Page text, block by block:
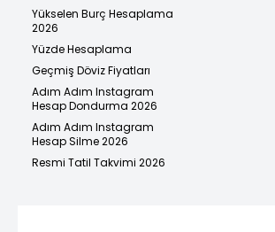
Yükselen Burç Hesaplama
2026
Yüzde Hesaplama
Geçmiş Döviz Fiyatları
Adım Adım Instagram
Hesap Dondurma 2026
Adım Adım Instagram
Hesap Silme 2026
Resmi Tatil Takvimi 2026